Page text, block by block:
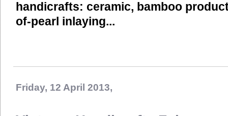
handicrafts: ceramic, bamboo
of-pearl inlaying...
Friday, 12 April 2013,